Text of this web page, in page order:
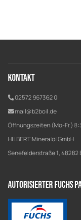
Kontakt
02572 967362 0
mail@b2boil.de
Öffnungszeiten (Mo-Fr.)
HILBERT Mineralöl GmbH
Senefelderstraße 1, 48282
Autorisierter Fuchs